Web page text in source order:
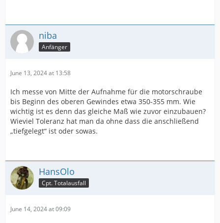
niba
Anfänger
June 13, 2024 at 13:58
Ich messe von Mitte der Aufnahme für die motorschraube
bis Beginn des oberen Gewindes etwa 350-355 mm. Wie
wichtig ist es denn das gleiche Maß wie zuvor einzubauen?
Wieviel Toleranz hat man da ohne dass die anschließend
„tiefgelegt“ ist oder sowas.
HansOlo
Cpt. Totalausfall
June 14, 2024 at 09:09